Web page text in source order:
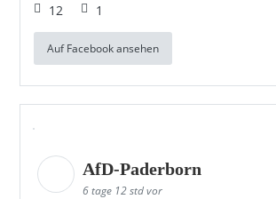
12 1
Auf Facebook ansehen
AfD-Paderborn
6 tage 12 std vor